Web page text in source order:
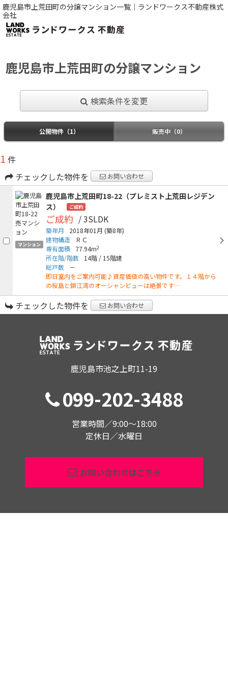
鹿児島市上荒田町の分譲マンション一覧｜ランドワークス不動産株式
会社
鹿児島市上荒田町の分譲マンション
検索条件を変更
公開物件（1） 販売中（0）
1 件
チェックした物件を
お問い合わせ
マンション
鹿児島市上荒田町18-22（プレミスト上荒田レジデン
ス）
ご成約
ご成約 / 3SLDK
築年月 2018年01月 (築8年)
建物構造
ＲＣ
専有面積
77.94m2
所在階/階数 14階 / 15階建
総戸数
－
即日室内をご案内可能♪資産価値の高い物件です。１４階から
の桜島と錦江湾のオーシャンビューは絶景です…
チェックした物件を お問い合わせ
鹿児島市池之上町11-19
099-202-3488
営業時間／9:00〜18:00
定休日／水曜日
お問い合わせはこちら